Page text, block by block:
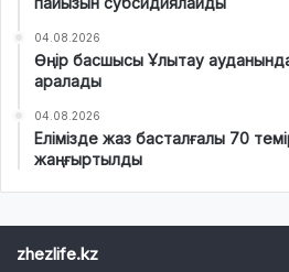
04.08.2026
Өңір басшысы Ұлытау
аралады
04.08.2026
Елімізде жаз басталғалы 70
жаңғыртылды
zhezlife.kz